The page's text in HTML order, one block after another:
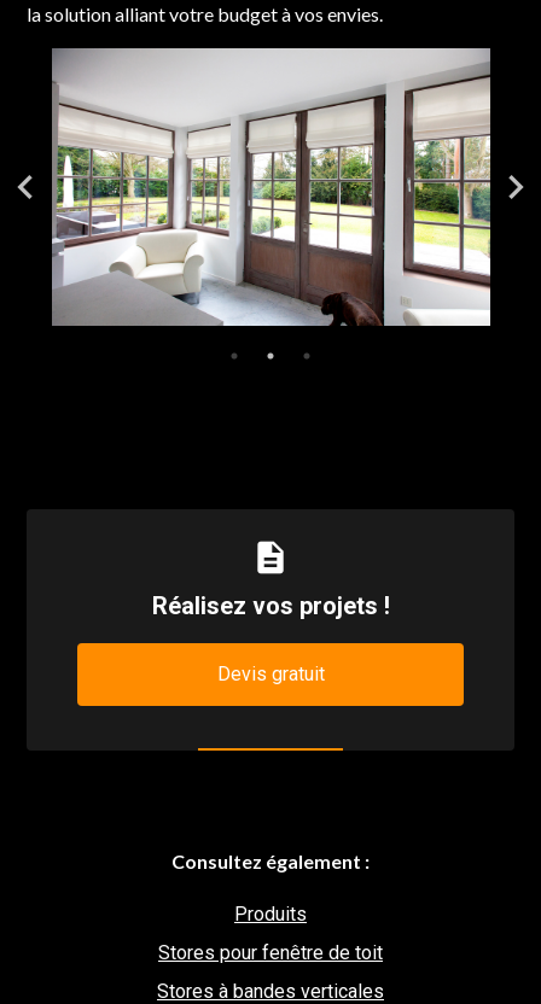
la solution alliant votre budget à vos envies.
description
Réalisez vos projets !
Devis gratuit
Consultez également :
Produits
Stores pour fenêtre de toit
Stores à bandes verticales